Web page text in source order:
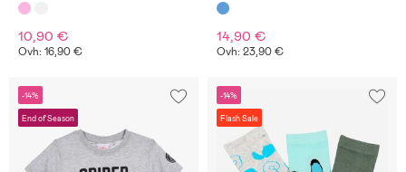
10,90 €
Ovh: 16,90 €
14,90 €
Ovh: 23,90 €
-14%
End of Season
-14%
Flash Sale